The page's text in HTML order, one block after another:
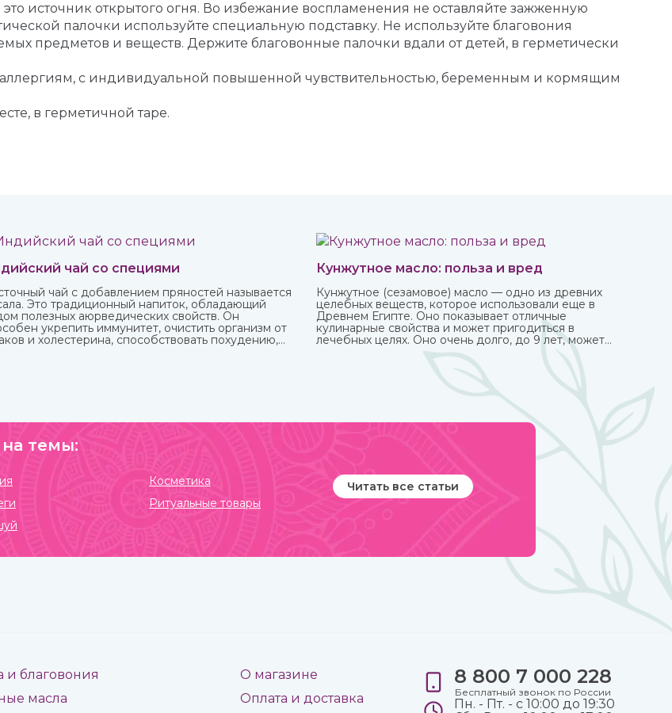
источник открытого огня. Во избежание воспламенения не оставляйте зажженную
палочки используйте специальную подставку. Не используйте благовония
предметов и веществ. Держите благовонные палочки вдали от детей, в герметически
с индивидуальной повышенной чувствительностью, беременным и кормящим
в герметичной таре.
чай со специями
чай с добавлением пряностей называется
Это традиционный напиток, обладающий
полезных аюрведических свойств. Он
укрепить иммунитет, очистить организм от
и холестерина, способствовать похудению,
Кунжутное масло: польза и вред
Кунжутное (сезамовое) масло — одно из древних
целебных веществ, которое использовали еще в
Древнем Египте. Оно показывает отличные
кулинарные свойства и может пригодиться в
лечебных целях. Оно очень долго, до 9 лет, может
храниться без потери ценных качеств.
на темы:
Косметика
Ритуальные товары
Читать все статьи
и благовония
масла
О магазине
Оплата и доставка
8 800 7 000 228
Бесплатный звонок по России
Пн. - Пт. - с 10:00 до 19:30